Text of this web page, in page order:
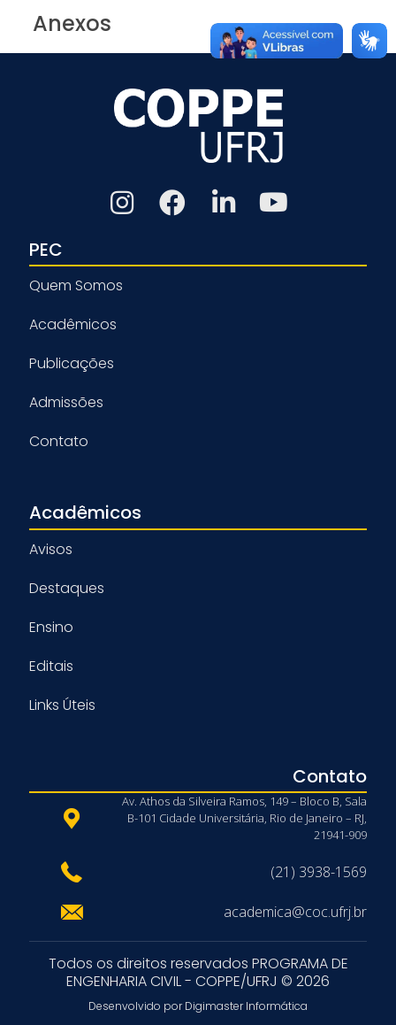
Anexos
PEC
Quem Somos
Acadêmicos
Publicações
Admissões
Contato
Acadêmicos
Avisos
Destaques
Ensino
Editais
Links Úteis
Contato
Av. Athos da Silveira Ramos, 149 – Bloco B, Sala
B-101 Cidade Universitária, Rio de Janeiro – RJ,
21941-909
(21) 3938-1569
academica@coc.ufrj.br
Todos os direitos reservados PROGRAMA DE
ENGENHARIA CIVIL - COPPE/UFRJ © 2026
Desenvolvido por Digimaster Informática